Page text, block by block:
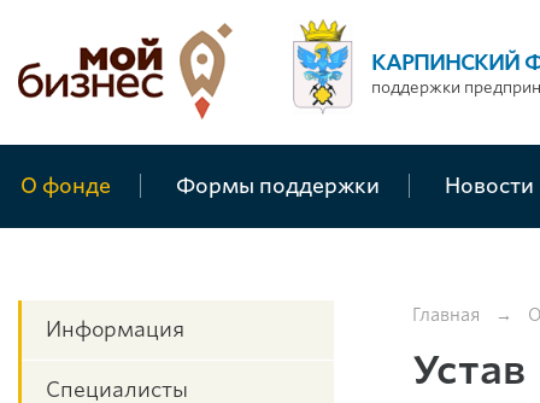
КАРПИНСКИЙ
поддержки
О фонде Формы поддержки Новости
Информация
Специалисты
Главная →
Устав